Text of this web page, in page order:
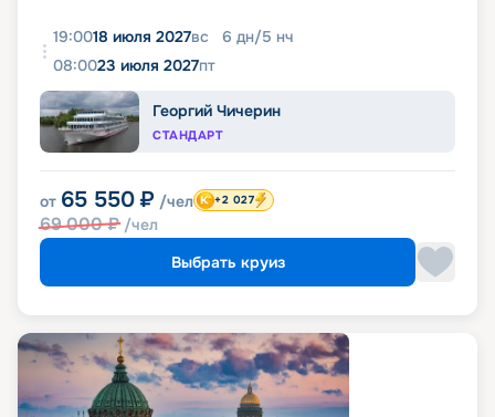
19:0018 июля 2027вс 6 дн/5 нч
08:0023 июля 2027пт
Георгий Чичерин
СТАНДАРТ
от 65 550 ₽ /чел
69 000₽ /чел
+2 027
Выбрать круиз